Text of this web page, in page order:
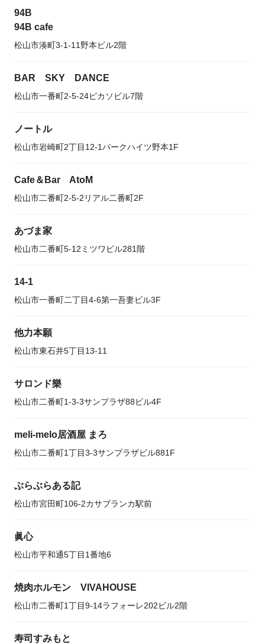
94B
94B cafe
松山市湊町3-1-11野本ビル2階
BAR SKY DANCE
松山市一番町2-5-24ピカソビル7階
ノートル
松山市岩崎町2丁目12-1パークハイツ野本1F
Cafe＆Bar AtoM
松山市二番町2-5-2リアル二番町2F
あづま家
松山市二番町5-12ミツワビル281階
14-1
松山市一番町二丁目4-6第一吾妻ビル3F
他力本願
松山市東石井5丁目13-11
サロンド樂
松山市二番町1-3-3サンプラザ88ビル4F
meli-melo居酒屋 まろ
松山市二番町1丁目3-3サンプラザビル881F
ぶらぶらある記
松山市宮田町106-2カサブランカ駅前
眞心
松山市平和通5丁目1番地6
焼肉ホルモン VIVAHOUSE
松山市二番町1丁目9-14ラフォーレ202ビル2階
寿司すみもと